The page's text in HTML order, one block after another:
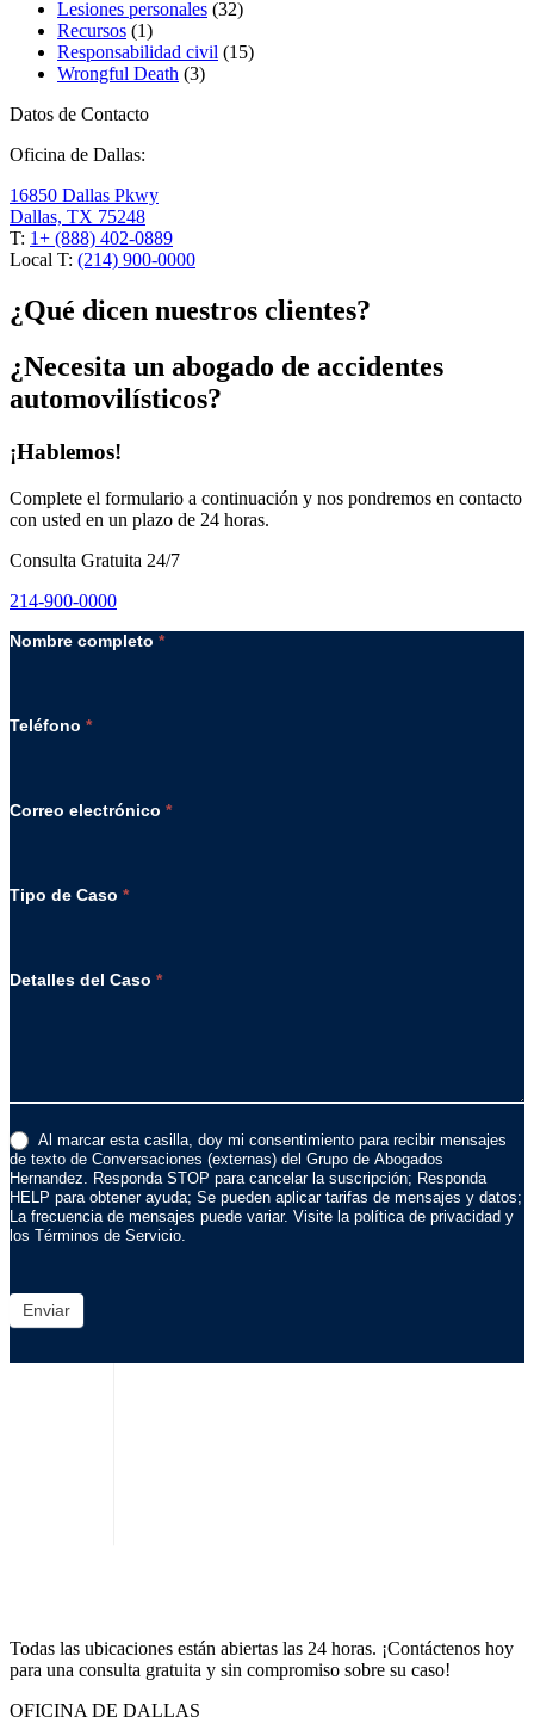
Lesiones personales (32)
Recursos (1)
Responsabilidad civil (15)
Wrongful Death (3)
Datos de Contacto
Oficina de Dallas:
16850 Dallas Pkwy
Dallas, TX 75248
T: 1+ (888) 402-0889
Local T: (214) 900-0000
¿Qué dicen nuestros clientes?
¿Necesita un abogado de accidentes
automovilísticos?
¡Hablemos!
Complete el formulario a continuación y nos pondremos en contacto
con usted en un plazo de 24 horas.
Consulta Gratuita 24/7
214-900-0000
Nombre completo *
Teléfono *
Correo electrónico *
Tipo de Caso *
Detalles del Caso *
Al marcar esta casilla, doy mi consentimiento para recibir mensajes
de texto de Conversaciones (externas) del Grupo de Abogados
Hernandez. Responda STOP para cancelar la suscripción; Responda
HELP para obtener ayuda; Se pueden aplicar tarifas de mensajes y datos;
La frecuencia de mensajes puede variar. Visite la política de privacidad y
los Términos de Servicio.
Enviar
Todas las ubicaciones están abiertas las 24 horas. ¡Contáctenos hoy
para una consulta gratuita y sin compromiso sobre su caso!
OFICINA DE DALLAS